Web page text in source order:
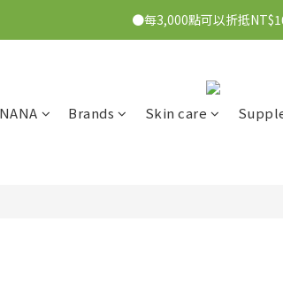
●7/2-7/30下單美膚娜娜&曦之麗，滿1,000元抽
●每3,000點可以折抵
Brands Skin care